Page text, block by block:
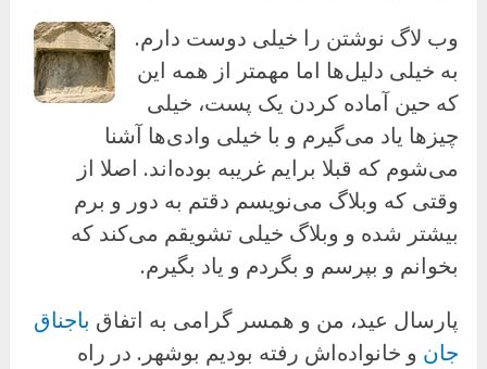
وب لاگ نوشتن را خیلی دوست دارم.
به خیلی دلیل‌ها اما مهمتر از همه این
که حین آماده کردن یک پست، خیلی
چیزها یاد می‌گیرم و با خیلی وادی‌ها آشنا
می‌شوم که قبلا برایم غریبه بوده‌اند. اصلا از
وقتی که وبلاگ می‌نویسم دقتم به دور و برم
بیشتر شده و وبلاگ خیلی تشویقم می‌کند که
بخوانم و بپرسم و بگردم و یاد بگیرم.
پارسال عید، من و همسر گرامی به اتفاق باجناق
جان و خانواده‌اش رفته بودیم بوشهر. در راه